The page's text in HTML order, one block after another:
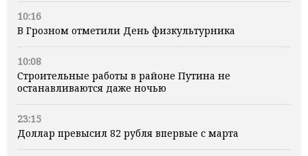
10:16
В Грозном отметили День физкультурника
10:08
Строительные работы в районе Путина не
останавливаются даже ночью
23:15
Доллар превысил 82 рубля впервые с марта